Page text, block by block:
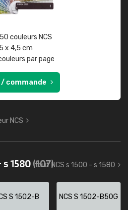
couleurs NCS
x 4,5 cm
par page
/ commande
NCS
1580(107)
tout NCS s 1500 - s 1580
S 1502-B NCS S 1502-B50G